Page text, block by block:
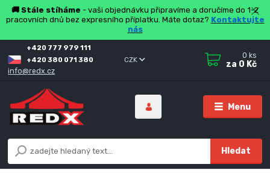
🚚 Stále stíháme - vaši objednávku připravíme a doručíme do 1-2
pracovních dnů bez expresního příplatku. Máte dotaz? Kontaktujte
nás
Menu
CZK
Hledat
+420 777 979 111
+420 380 071 380
info@redx.cz
0 ks
za 0 Kč